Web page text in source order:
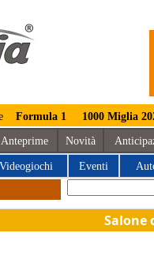
Formula 1 1000 Miglia
Anteprime Novità
Videogiochi Eventi
Salone